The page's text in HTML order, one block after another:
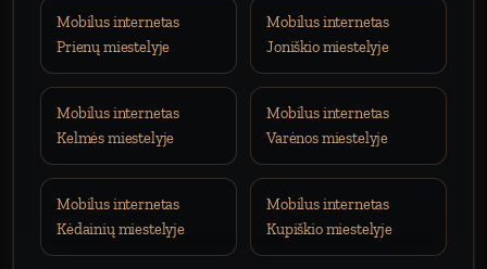
Mobilus internetas
Prienų miestelyje
Mobilus internetas
Joniškio miestelyje
Mobilus internetas
Kelmės miestelyje
Mobilus internetas
Varėnos miestelyje
Mobilus internetas
Kėdainių miestelyje
Mobilus internetas
Kupiškio miestelyje